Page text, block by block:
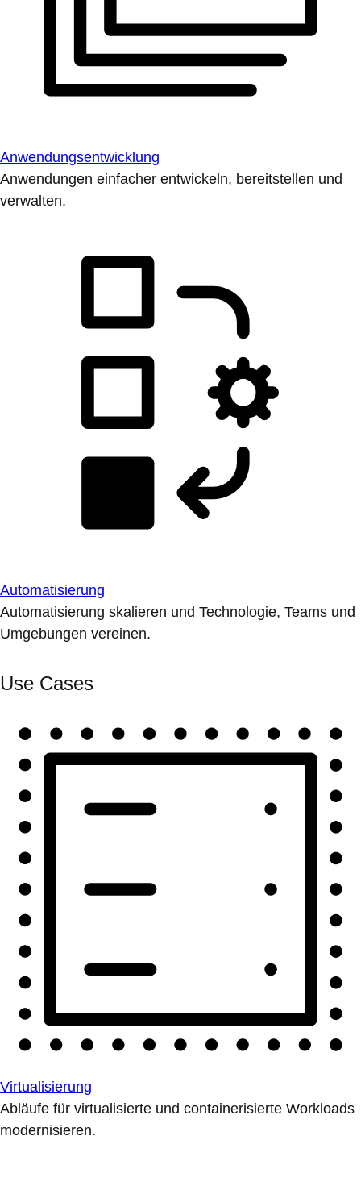
Anwendungsentwicklung
Anwendungen einfacher entwickeln, bereitstellen und
verwalten.
Automatisierung
Automatisierung skalieren und Technologie, Teams und
Umgebungen vereinen.
Use Cases
Virtualisierung
Abläufe für virtualisierte und containerisierte Workloads
modernisieren.